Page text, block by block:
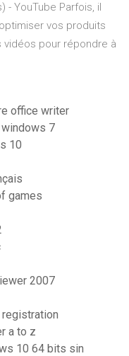
- YouTube Parfois, il
vos produits
vidéos pour répondre à
office writer
windows 7
10
games
2007
a to z
10 64 bits sin